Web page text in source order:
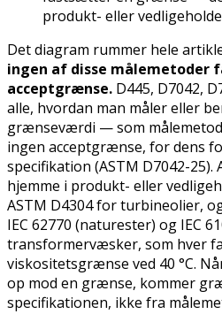
produkt- eller
Det diagram rummer hele
ingen af disse målemetoder
acceptgrænse. D445, D7042,
alle, hvordan man måler eller
grænseværdi — som
ingen acceptgrænse, for dens
specifikation (ASTM D7042-
hjemme i produkt- eller
ASTM D4304 for turbineolier,
IEC 62770 (naturester) og IEC
transformervæsker, som hver
viskositetsgrænse ved 40 °C.
op mod en grænse, kommer
specifikationen, ikke fra